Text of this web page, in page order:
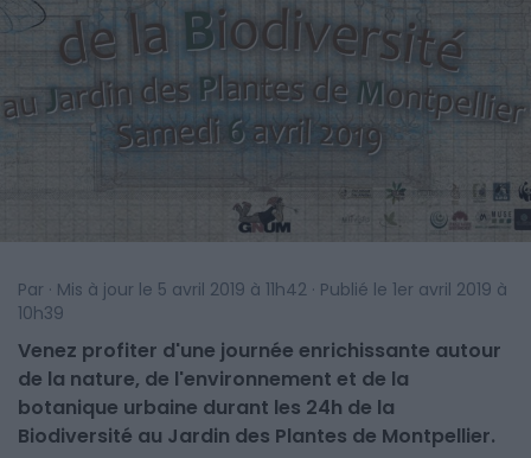
Par · Mis à jour le 5 avril 2019 à 11h42 · Publié le 1er avril 2019 à
10h39
Venez profiter d'une journée enrichissante autour
de la nature, de l'environnement et de la
botanique urbaine durant les 24h de la
Biodiversité au Jardin des Plantes de Montpellier.